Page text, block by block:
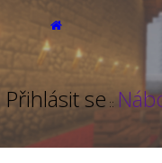
Přihlásit se ::